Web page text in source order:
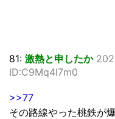
81: 激熱と申したか
ID:C9Mq4l7m0
>>77
その路線やった桃鉄が